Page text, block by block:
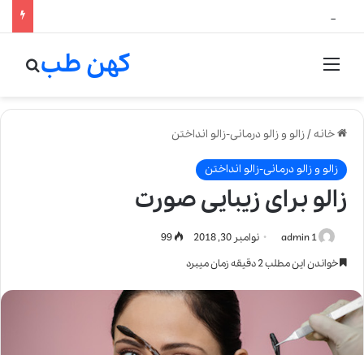
منو کهن طب
خانه/زالو و زالو درمانی-زالو انداختن
زالو و زالو درمانی-زالو انداختن
زالو برای زیبایی صورت
admin 1 نوامبر 30, 2018
خواندن این مطلب 2 دقیقه زمان میبرد